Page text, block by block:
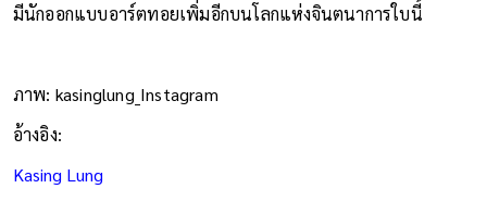
มีนักออกแบบอาร์ตทอยเพิ่มอีกบนโลกแห่งจินตนาการใบนี้
ภาพ: kasinglung_Instagram
อ้างอิง:
Kasing Lung